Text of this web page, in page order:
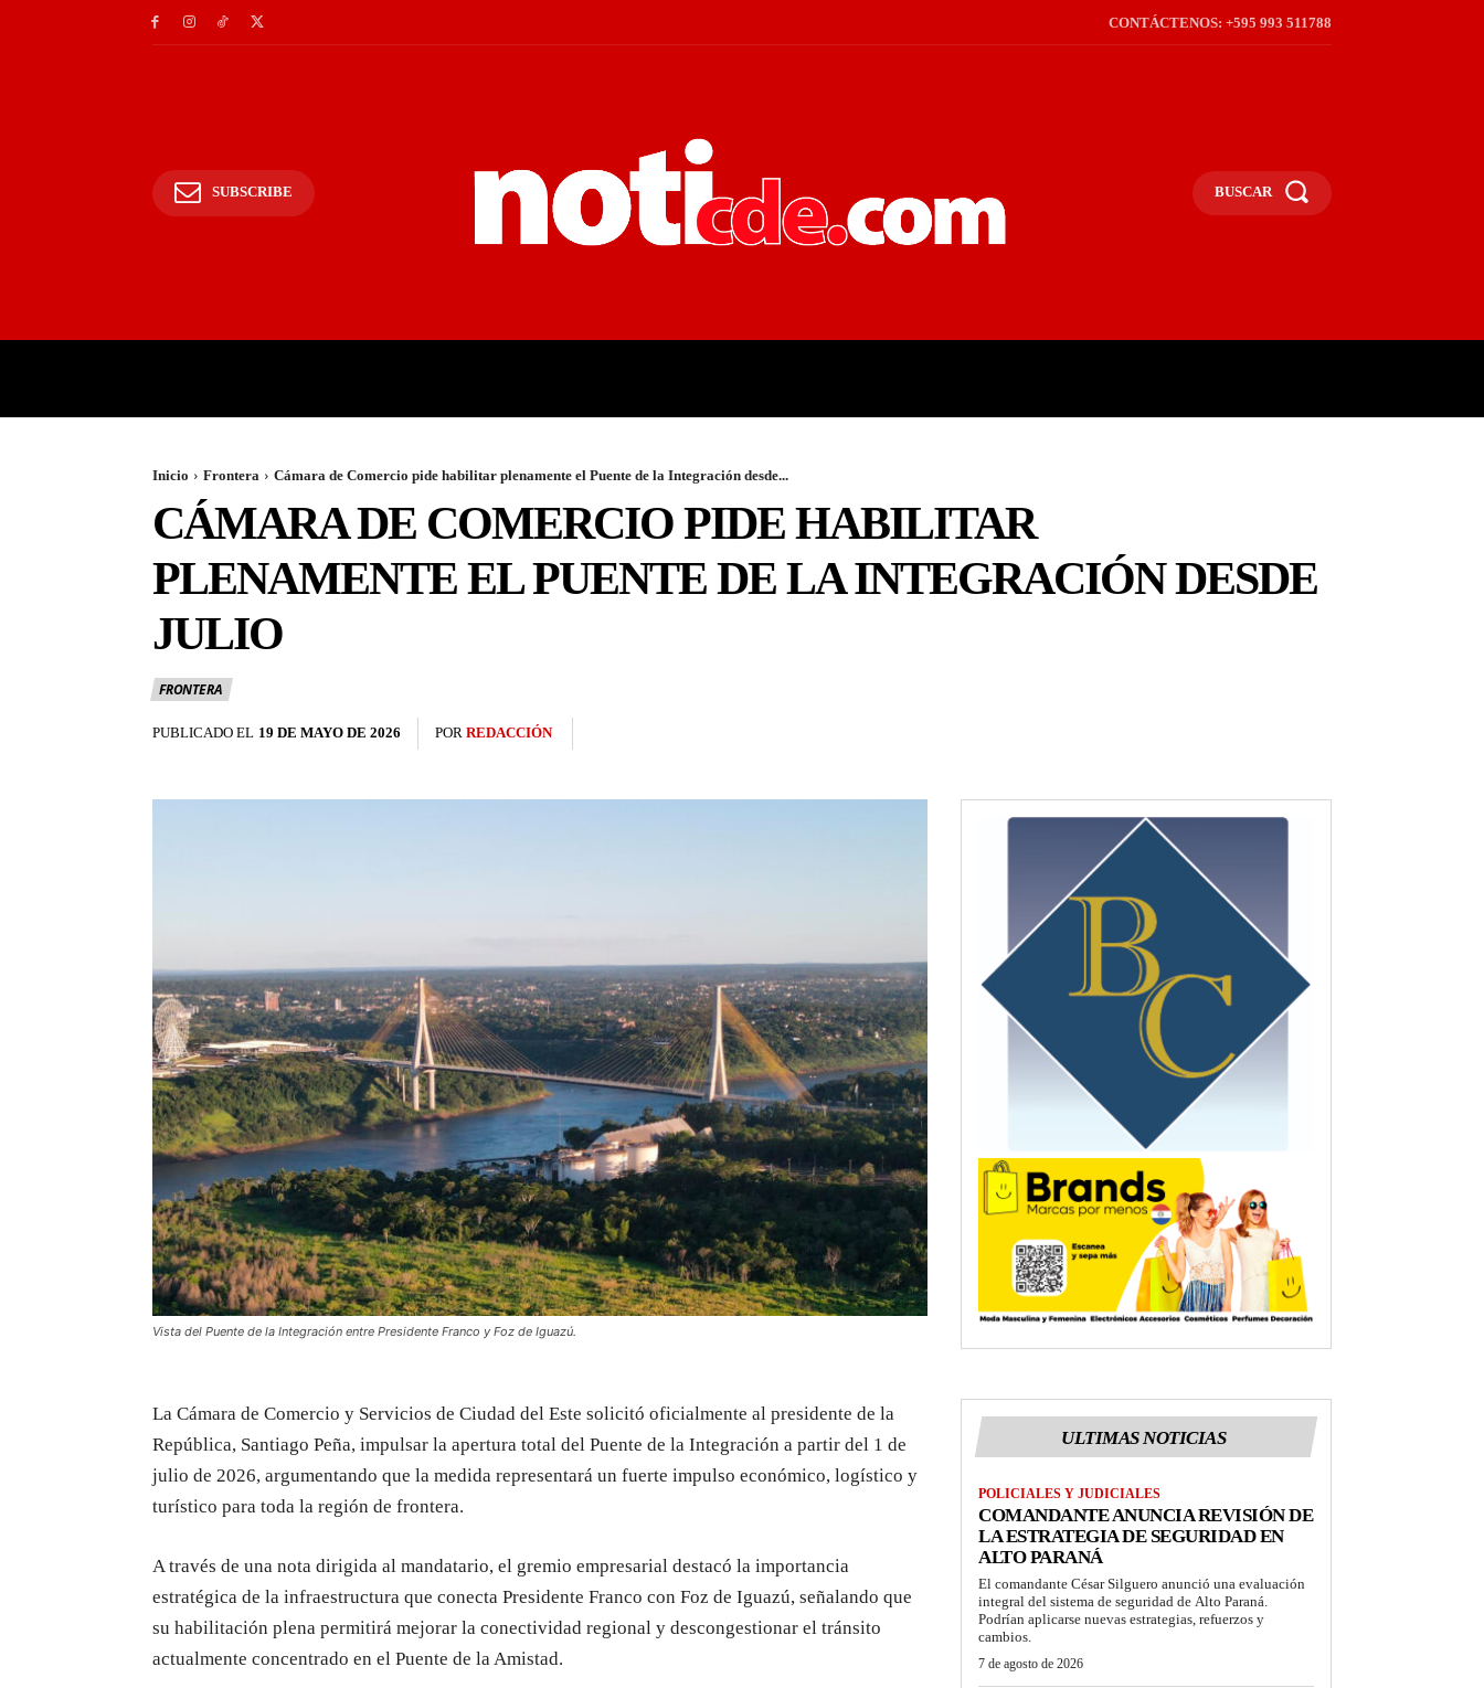
CONTÁCTENOS: +595 993 511788
SUBSCRIBE BUSCAR
Inicio Frontera Cámara de Comercio pide habilitar plenamente el Puente de la Integración desde...
CÁMARA DE COMERCIO PIDE HABILITAR
PLENAMENTE EL PUENTE DE LA INTEGRACIÓN DESDE
JULIO
FRONTERA
PUBLICADO EL 19 DE MAYO DE 2026 POR REDACCIÓN
Vista del Puente de la Integración entre Presidente Franco y Foz de Iguazú.
La Cámara de Comercio y Servicios de Ciudad del Este solicitó oficialmente al presidente de la
República, Santiago Peña, impulsar la apertura total del Puente de la Integración a partir del 1 de
julio de 2026, argumentando que la medida representará un fuerte impulso económico, logístico y
turístico para toda la región de frontera.
A través de una nota dirigida al mandatario, el gremio empresarial destacó la importancia
estratégica de la infraestructura que conecta Presidente Franco con Foz de Iguazú, señalando que
su habilitación plena permitirá mejorar la conectividad regional y descongestionar el tránsito
actualmente concentrado en el Puente de la Amistad.
ULTIMAS NOTICIAS
POLICIALES Y JUDICIALES
COMANDANTE ANUNCIA REVISIÓN DE
LA ESTRATEGIA DE SEGURIDAD EN
ALTO PARANÁ
El comandante César Silguero anunció una evaluación
integral del sistema de seguridad de Alto Paraná.
Podrían aplicarse nuevas estrategias, refuerzos y
cambios.
7 de agosto de 2026